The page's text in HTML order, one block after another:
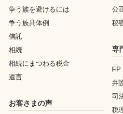
争う族を避けるには
争う族具体例
信託
相続
相続にまつわる税金
遺言
お客さまの声
公
秘
専
FP
弁
司
税